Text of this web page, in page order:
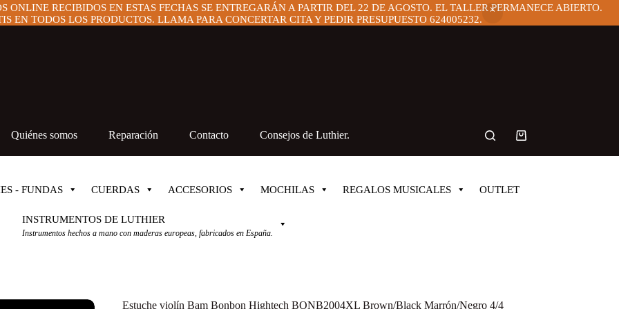
RECIBIDOS EN ESTAS FECHAS SE ENTREGARÁN A PARTIR DEL 22 DE AGOSTO. EL TALLER PERMANECE ABIERTO.
EN TODOS LOS PRODUCTOS. LLAMA PARA CONCERTAR CITA Y PEDIR PRESUPUESTO 624005232.
Quiénes somos Reparación Contacto Consejos de Luthier.
Carro
- FUNDAS CUERDAS ACCESORIOS MOCHILAS REGALOS MUSICALES OUTLET
INSTRUMENTOS DE LUTHIER
Instrumentos hechos a mano con maderas europeas, fabricados en España.
Estuche violín Bam Bonbon Hightech BONB2004XL Brown/Black Marrón/Negro 4/4